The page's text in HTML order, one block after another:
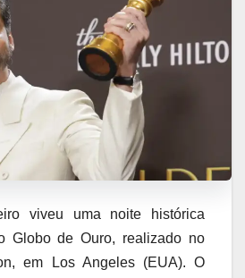
viveu uma noite histórica
Globo de Ouro, realizado no
em Los Angeles (EUA). O